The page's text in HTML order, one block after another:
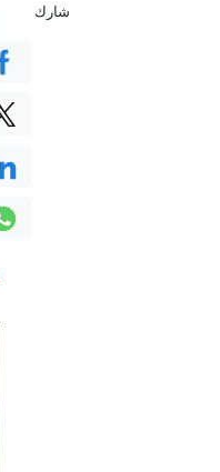
شارك